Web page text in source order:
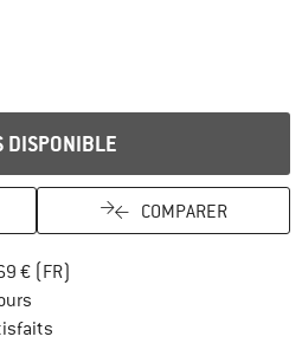
DISPONIBLE
COMPARER
€ (FR)